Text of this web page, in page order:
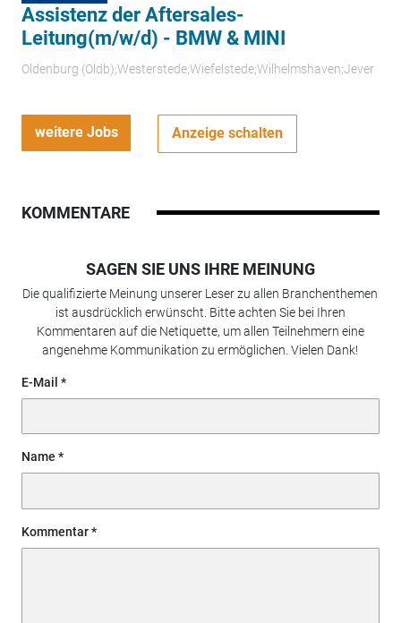
Assistenz der Aftersales-
Leitung(m/w/d) - BMW & MINI
Oldenburg (Oldb);Westerstede;Wiefelstede;Wilhelmshaven;Jever
weitere Jobs Anzeige schalten
KOMMENTARE
SAGEN SIE UNS IHRE MEINUNG
Die qualifizierte Meinung unserer Leser zu allen Branchenthemen
ist ausdrücklich erwünscht. Bitte achten Sie bei Ihren
Kommentaren auf die Netiquette, um allen Teilnehmern eine
angenehme Kommunikation zu ermöglichen. Vielen Dank!
E-Mail
Name
Kommentar